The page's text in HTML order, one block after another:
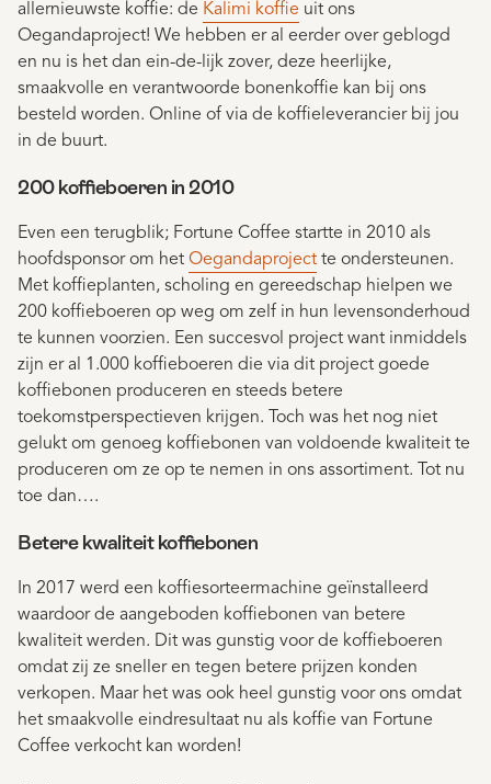
allernieuwste koffie: de Kalimi koffie uit ons
Oegandaproject! We hebben er al eerder over geblogd
en nu is het dan ein-de-lijk zover, deze heerlijke,
smaakvolle en verantwoorde bonenkoffie kan bij ons
besteld worden. Online of via de koffieleverancier bij jou
in de buurt.
200 koffieboeren in 2010
Even een terugblik; Fortune Coffee startte in 2010 als
hoofdsponsor om het Oegandaproject te ondersteunen.
Met koffieplanten, scholing en gereedschap hielpen we
200 koffieboeren op weg om zelf in hun levensonderhoud
te kunnen voorzien. Een succesvol project want inmiddels
zijn er al 1.000 koffieboeren die via dit project goede
koffiebonen produceren en steeds betere
toekomstperspectieven krijgen. Toch was het nog niet
gelukt om genoeg koffiebonen van voldoende kwaliteit te
produceren om ze op te nemen in ons assortiment. Tot nu
toe dan….
Betere kwaliteit koffiebonen
In 2017 werd een koffiesorteermachine geïnstalleerd
waardoor de aangeboden koffiebonen van betere
kwaliteit werden. Dit was gunstig voor de koffieboeren
omdat zij ze sneller en tegen betere prijzen konden
verkopen. Maar het was ook heel gunstig voor ons omdat
het smaakvolle eindresultaat nu als koffie van Fortune
Coffee verkocht kan worden!